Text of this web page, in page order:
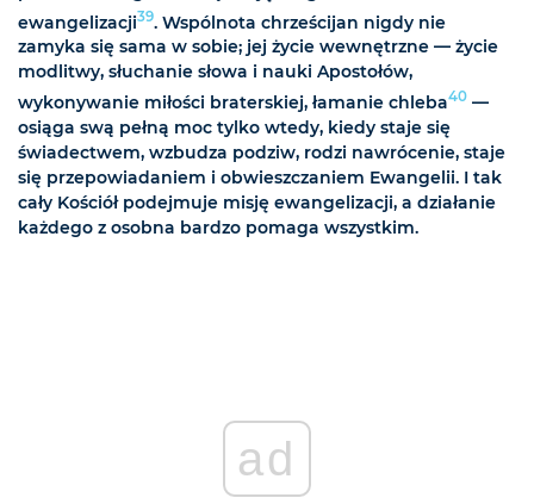
ewangelizacji39. Wspólnota chrześcijan nigdy nie
zamyka się sama w sobie; jej życie wewnętrzne — życie
modlitwy, słuchanie słowa i nauki Apostołów,
wykonywanie miłości braterskiej, łamanie chleba40 —
osiąga swą pełną moc tylko wtedy, kiedy staje się
świadectwem, wzbudza podziw, rodzi nawrócenie, staje
się przepowiadaniem i obwieszczaniem Ewangelii. I tak
cały Kościół podejmuje misję ewangelizacji, a działanie
każdego z osobna bardzo pomaga wszystkim.
ad